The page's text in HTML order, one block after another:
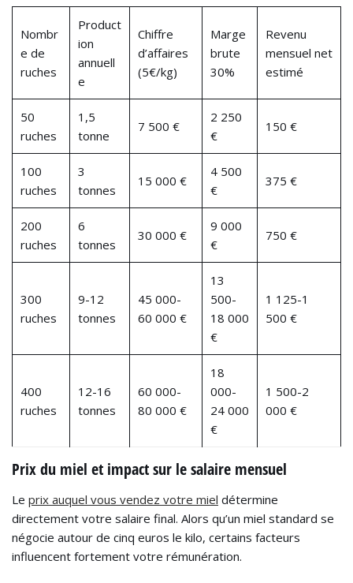
Nombr
e de
ruches
Product
ion
annuell
e
Chiffre
d’affaires
(5€/kg)
Marge
brute
30%
Revenu
mensuel net
estimé
50
ruches
1,5
tonne
7 500 €
2 250
€
150 €
100
ruches
3
tonnes
15 000 €
4 500
€
375 €
200
ruches
6
tonnes
30 000 €
9 000
€
750 €
300
ruches
9-12
tonnes
45 000-
60 000 €
13
500-
18 000
€
1 125-1
500 €
400
ruches
12-16
tonnes
60 000-
80 000 €
18
000-
24 000
€
1 500-2
000 €
Prix du miel et impact sur le salaire mensuel
Le prix auquel vous vendez votre miel détermine
directement votre salaire final. Alors qu’un miel standard se
négocie autour de cinq euros le kilo, certains facteurs
influencent fortement votre rémunération.